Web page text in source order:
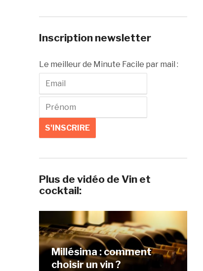
Inscription newsletter
Le meilleur de Minute Facile par mail :
Plus de vidéo de Vin et
cocktail:
Millésima : comment
choisir un vin ?